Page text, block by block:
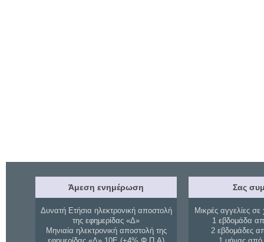
Άμεση ενημέρωση
Δυνατή Ετήσια ηλεκτρονική αποστολή
της εφημερίδας «Δ»
Μηνιαία ηλεκτρονική αποστολή της
Σας
Μικρές αγγελίες σε
1 εβδομάδα
2 εβδομάδες